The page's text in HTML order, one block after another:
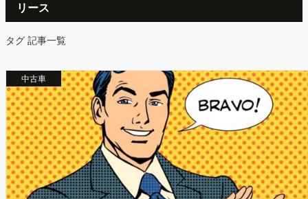
リース
タグ 記事一覧
中古車